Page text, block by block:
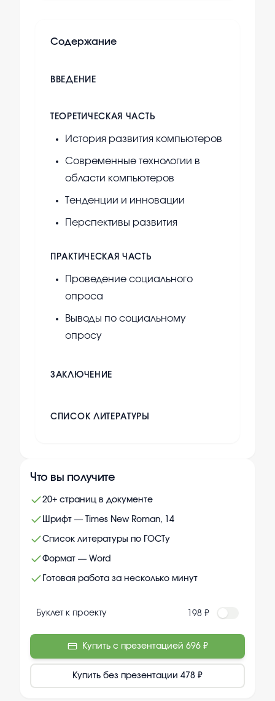
Содержание
ВВЕДЕНИЕ
ТЕОРЕТИЧЕСКАЯ ЧАСТЬ
История развития компьютеров
Современные технологии в
области компьютеров
Тенденции и инновации
Перспективы развития
ПРАКТИЧЕСКАЯ ЧАСТЬ
Проведение социального
опроса
Выводы по социальному
опросу
ЗАКЛЮЧЕНИЕ
СПИСОК ЛИТЕРАТУРЫ
Что вы получите
20+ страниц в документе
Шрифт — Times New Roman, 14
Список литературы по ГОСТу
Формат — Word
Готовая работа за несколько минут
Буклет к проекту 198 ₽
Купить с презентацией 696 ₽
Купить без презентации 478 ₽